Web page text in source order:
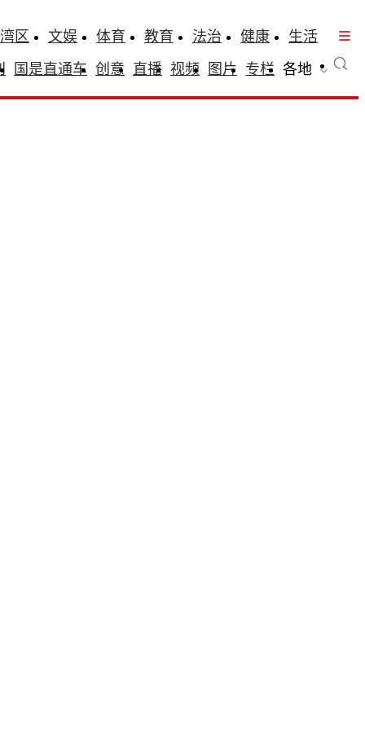
区 文娱 体育 教育 法治 健康
生活
国是直通车 创意 直播 视频 图片 专栏 各地